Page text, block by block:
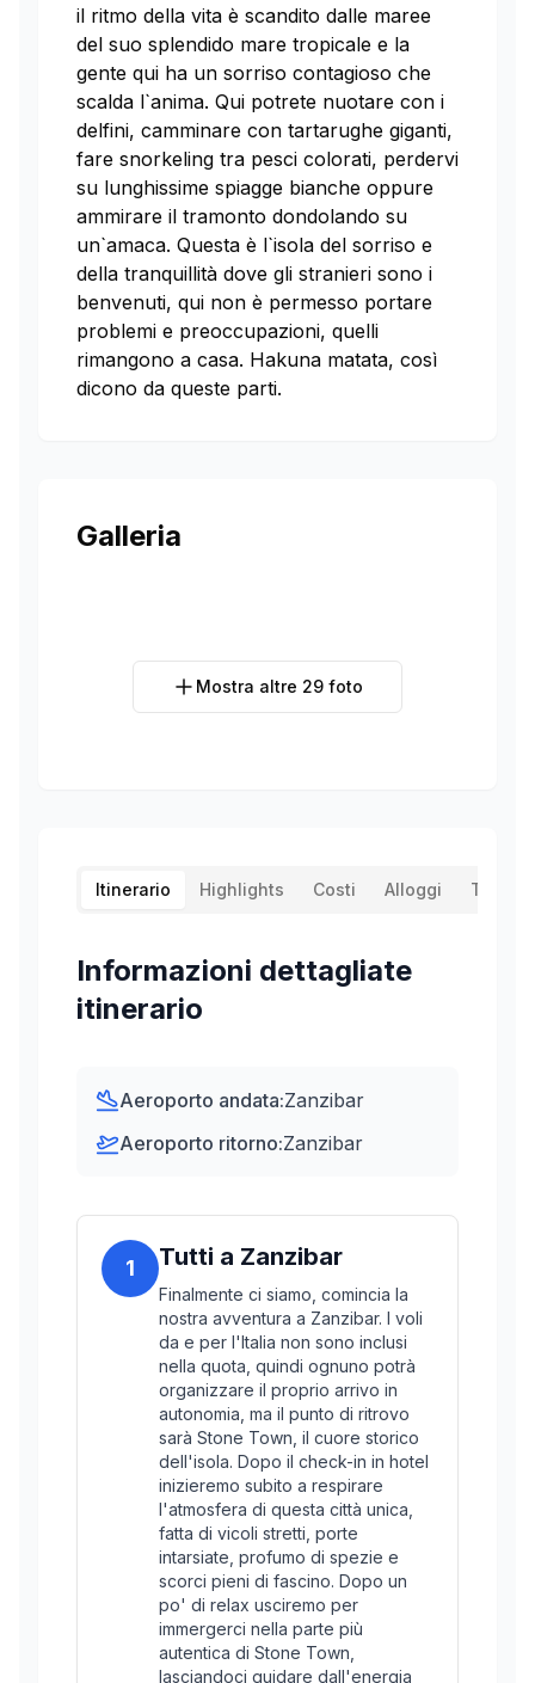
il ritmo della vita è scandito dalle maree
del suo splendido mare tropicale e la
gente qui ha un sorriso contagioso che
scalda l`anima. Qui potrete nuotare con i
delfini, camminare con tartarughe giganti,
fare snorkeling tra pesci colorati, perdervi
su lunghissime spiagge bianche oppure
ammirare il tramonto dondolando su
un`amaca. Questa è l`isola del sorriso e
della tranquillità dove gli stranieri sono i
benvenuti, qui non è permesso portare
problemi e preoccupazioni, quelli
rimangono a casa. Hakuna matata, così
dicono da queste parti.
Galleria
Mostra altre 29 foto
Itinerario Highlights Costi Alloggi
Informazioni dettagliate
itinerario
Aeroporto andata:Zanzibar
Aeroporto ritorno:Zanzibar
1 Tutti a Zanzibar
Finalmente ci siamo, comincia la
nostra avventura a Zanzibar. I voli
da e per l'Italia non sono inclusi
nella quota, quindi ognuno potrà
organizzare il proprio arrivo in
autonomia, ma il punto di ritrovo
sarà Stone Town, il cuore storico
dell'isola. Dopo il check-in in hotel
inizieremo subito a respirare
l'atmosfera di questa città unica,
fatta di vicoli stretti, porte
intarsiate, profumo di spezie e
scorci pieni di fascino. Dopo un
po' di relax usciremo per
immergerci nella parte più
autentica di Stone Town,
lasciandoci guidare dall'energia